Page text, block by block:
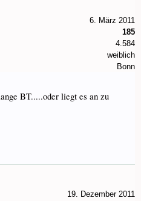
6. März 2011
185
4.584
weiblich
Bonn
BT.....oder liegt es an zu
19. Dezember 2011